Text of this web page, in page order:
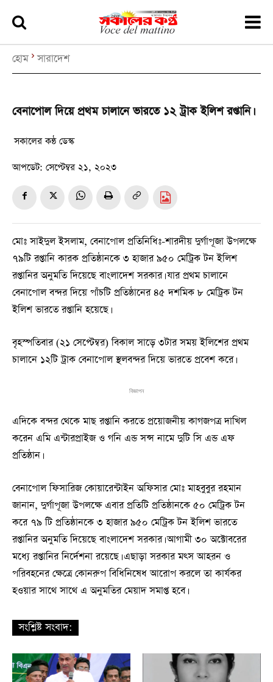
হোম সারাদেশ
বেনাপোল দিয়ে প্রথম চালানে ভারতে ১২ ট্রাক ইলিশ রপ্তানি।
সকালের কন্ঠ ডেস্ক
আপডেট: সেপ্টেম্বর ২১, ২০২৩
মোঃ সাইদুল ইসলাম, বেনাপোল প্রতিনিধিঃ-শারদীয় দুর্গাপূজা উপলক্ষে
৭৯টি রপ্তানি কারক প্রতিষ্ঠানকে ৩ হাজার ৯৫০ মেট্রিক টন ইলিশ
রপ্তানির অনুমতি দিয়েছে বাংলাদেশ সরকার। যার প্রথম চালানে
বেনাপোল বন্দর দিয়ে পাঁচটি প্রতিষ্ঠানের ৪৫ দশমিক ৮ মেট্রিক টন
ইলিশ ভারতে রপ্তানি হয়েছে।
বৃহস্পতিবার (২১ সেপ্টেম্বর) বিকাল সাড়ে ৩টার সময় ইলিশের প্রথম
চালানে ১২টি ট্রাক বেনাপোল স্থলবন্দর দিয়ে ভারতে প্রবেশ করে।
বিজ্ঞাপন
এদিকে বন্দর থেকে মাছ রপ্তানি করতে প্রয়োজনীয় কাগজপত্র দাখিল
করেন এমি এন্টারপ্রাইজ ও গনি এন্ড সন্স নামে দুটি সি এন্ড এফ
প্রতিষ্ঠান।
বেনাপোল ফিসারিজ কোয়ারেন্টাইন অফিসার মোঃ মাহবুবুর রহমান
জানান, দুর্গাপূজা উপলক্ষে এবার প্রতিটি প্রতিষ্ঠানকে ৫০ মেট্রিক টন
করে ৭৯ টি প্রতিষ্ঠানকে ৩ হাজার ৯৫০ মেট্রিক টন ইলিশ ভারতে
রপ্তানির অনুমতি দিয়েছে বাংলাদেশ সরকার। আগামী ৩০ অক্টোবরের
মধ্যে রপ্তানির নির্দেশনা রয়েছে। এছাড়া সরকার মৎস আহরন ও
পরিবহনের ক্ষেত্রে কোনরুপ বিধিনিষেধ আরোপ করলে তা কার্যকর
হওয়ার সাথে সাথে এ অনুমতির মেয়াদ সমাপ্ত হবে।
সংশ্লিষ্ট সংবাদ: